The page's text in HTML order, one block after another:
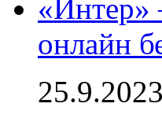
«Интер»
онлайн